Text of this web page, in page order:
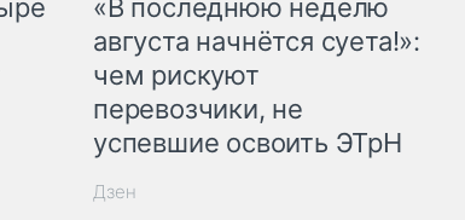
«В последнюю неделю
августа начнётся суета!»:
чем рискуют
перевозчики, не
успевшие освоить ЭТрН
Дзен